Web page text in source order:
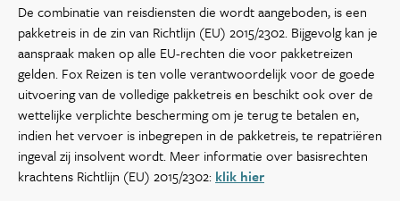
De combinatie van reisdiensten die wordt aangeboden, is een
pakketreis in de zin van Richtlijn (EU) 2015/2302. Bijgevolg kan je
aanspraak maken op alle EU-rechten die voor pakketreizen
gelden. Fox Reizen is ten volle verantwoordelijk voor de goede
uitvoering van de volledige pakketreis en beschikt ook over de
wettelijke verplichte bescherming om je terug te betalen en,
indien het vervoer is inbegrepen in de pakketreis, te repatriëren
ingeval zij insolvent wordt. Meer informatie over basisrechten
krachtens Richtlijn (EU) 2015/2302: klik hier